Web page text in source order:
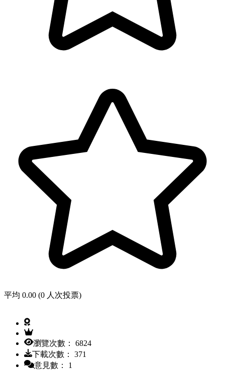
平均 0.00 (0 人次投票)
瀏覽次數： 6824
下載次數： 371
意見數： 1